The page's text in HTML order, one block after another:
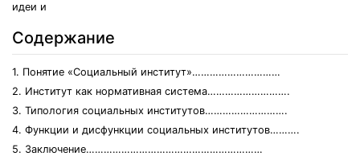
идеи и
Содержание
1. Понятие «Социальный институт»…………………………
2. Институт как нормативная система……………………….
3. Типология социальных институтов……………………….
4. Функции и дисфункции социальных институтов……….
5. Заключение……………………………………………………